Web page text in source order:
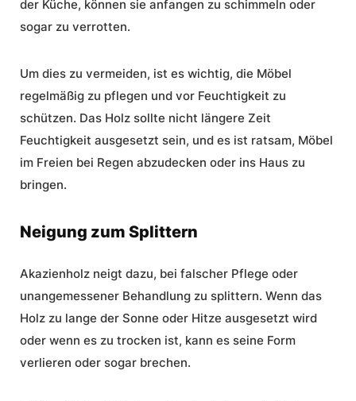
der Küche, können sie anfangen zu schimmeln oder
sogar zu verrotten.
Um dies zu vermeiden, ist es wichtig, die Möbel
regelmäßig zu pflegen und vor Feuchtigkeit zu
schützen. Das Holz sollte nicht längere Zeit
Feuchtigkeit ausgesetzt sein, und es ist ratsam, Möbel
im Freien bei Regen abzudecken oder ins Haus zu
bringen.
Neigung zum Splittern
Akazienholz neigt dazu, bei falscher Pflege oder
unangemessener Behandlung zu splittern. Wenn das
Holz zu lange der Sonne oder Hitze ausgesetzt wird
oder wenn es zu trocken ist, kann es seine Form
verlieren oder sogar brechen.